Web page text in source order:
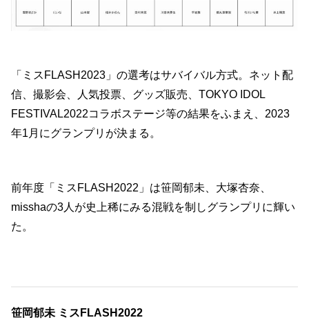
「ミスFLASH2023」の選考はサバイバル方式。ネット配
信、撮影会、人気投票、グッズ販売、TOKYO IDOL
FESTIVAL2022コラボステージ等の結果をふまえ、2023
年1月にグランプリが決まる。
前年度「ミスFLASH2022」は笹岡郁未、大塚杏奈、
misshaの3人が史上稀にみる混戦を制しグランプリに輝い
た。
笹岡郁未 ミスFLASH2022